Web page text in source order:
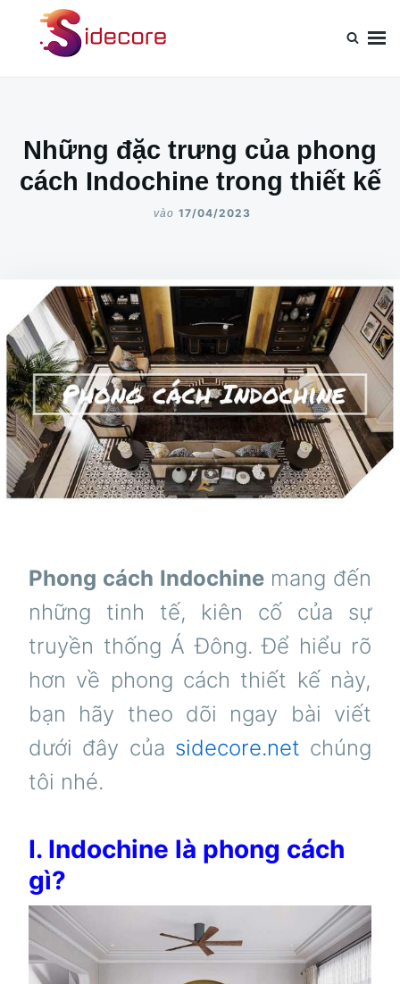
Tìm
kiếm
Những đặc trưng của phong
cách Indochine trong thiết kế
vào 17/04/2023
Phong cách Indochinemang đến
những tinh tế, kiên cố của sự
truyền thống Á Đông. Để hiểu rõ
hơn về phong cách thiết kế này,
bạn hãy theo dõi ngay bài viết
dưới đây của sidecore.net chúng
tôi nhé.
I. Indochine là phong cách
gì?